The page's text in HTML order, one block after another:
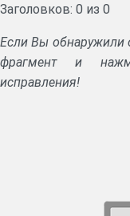
Заголовков: 0 из 0
Если Вы обнаружили
фрагмент и
исправления!